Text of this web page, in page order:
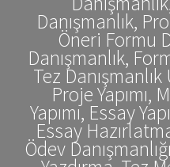
Danışmanlık,
Öneri Formu
Danışmanlık,
Tez Danışmanlık
Proje Yapımı,
Yapımı, Essay
Essay
Ödev